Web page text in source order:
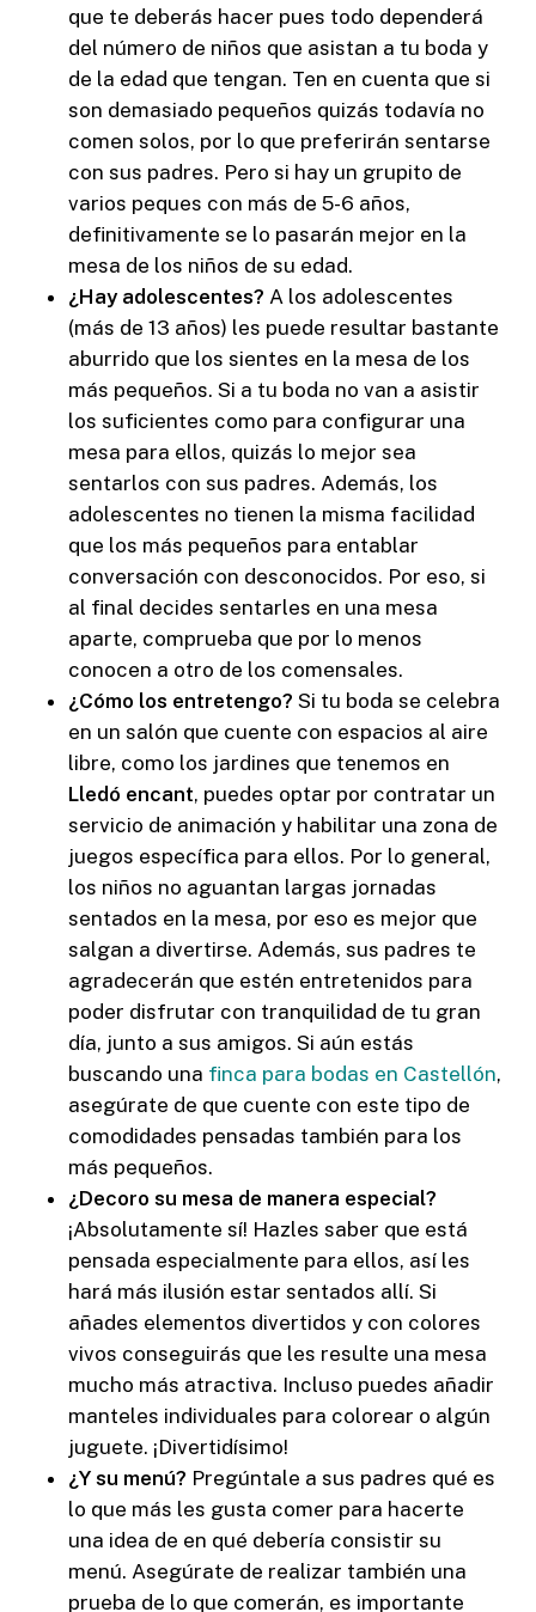
que te deberás hacer pues todo dependerá
del número de niños que asistan a tu boda y
de la edad que tengan. Ten en cuenta que si
son demasiado pequeños quizás todavía no
comen solos, por lo que preferirán sentarse
con sus padres. Pero si hay un grupito de
varios peques con más de 5-6 años,
definitivamente se lo pasarán mejor en la
mesa de los niños de su edad.
¿Hay adolescentes? A los adolescentes
(más de 13 años) les puede resultar bastante
aburrido que los sientes en la mesa de los
más pequeños. Si a tu boda no van a asistir
los suficientes como para configurar una
mesa para ellos, quizás lo mejor sea
sentarlos con sus padres. Además, los
adolescentes no tienen la misma facilidad
que los más pequeños para entablar
conversación con desconocidos. Por eso, si
al final decides sentarles en una mesa
aparte, comprueba que por lo menos
conocen a otro de los comensales.
¿Cómo los entretengo? Si tu boda se celebra
en un salón que cuente con espacios al aire
libre, como los jardines que tenemos en
Lledó encant, puedes optar por contratar un
servicio de animación y habilitar una zona de
juegos específica para ellos. Por lo general,
los niños no aguantan largas jornadas
sentados en la mesa, por eso es mejor que
salgan a divertirse. Además, sus padres te
agradecerán que estén entretenidos para
poder disfrutar con tranquilidad de tu gran
día, junto a sus amigos. Si aún estás
buscando una finca para bodas en Castellón,
asegúrate de que cuente con este tipo de
comodidades pensadas también para los
más pequeños.
¿Decoro su mesa de manera especial?
¡Absolutamente sí! Hazles saber que está
pensada especialmente para ellos, así les
hará más ilusión estar sentados allí. Si
añades elementos divertidos y con colores
vivos conseguirás que les resulte una mesa
mucho más atractiva. Incluso puedes añadir
manteles individuales para colorear o algún
juguete. ¡Divertidísimo!
¿Y su menú? Pregúntale a sus padres qué es
lo que más les gusta comer para hacerte
una idea de en qué debería consistir su
menú. Asegúrate de realizar también una
prueba de lo que comerán, es importante